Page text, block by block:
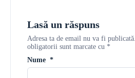
Lasă un răspuns
Adresa ta de email nu va fi publicată.
obligatorii sunt marcate cu *
Nume *